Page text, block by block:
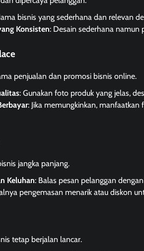
bisnis yang sederhana dan relevan
Konsisten: Desain sederhana namun
penjualan dan promosi bisnis online.
: Gunakan foto produk yang jelas,
: Jika memungkinkan,
jangka panjang.
Keluhan: Balas pesan pelanggan
pengemasan menarik atau diskon
tetap berjalan lancar.